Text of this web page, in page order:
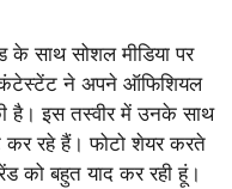
के साथ सोशल मीडिया पर
कंटेस्टेंट ने अपने ऑफिशियल
है। इस तस्वीर में उनके साथ
कर रहे हैं। फोटो शेयर करते
को बहुत याद कर रही हूं।